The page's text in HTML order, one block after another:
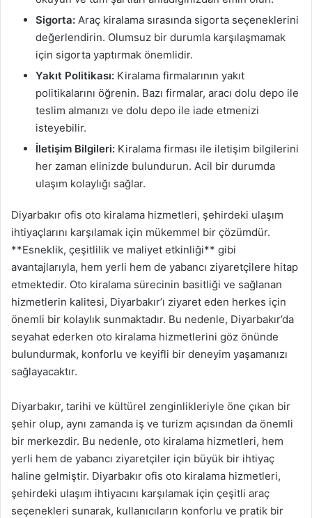
Sigorta: Araç kiralama sırasında sigorta seçeneklerini
değerlendirin. Olumsuz bir durumla karşılaşmamak
için sigorta yaptırmak önemlidir.
Yakıt Politikası: Kiralama firmalarının yakıt
politikalarını öğrenin. Bazı firmalar, aracı dolu depo ile
teslim almanızı ve dolu depo ile iade etmenizi
isteyebilir.
İletişim Bilgileri: Kiralama firması ile iletişim bilgilerini
her zaman elinizde bulundurun. Acil bir durumda
ulaşım kolaylığı sağlar.
Diyarbakır ofis oto kiralama hizmetleri, şehirdeki ulaşım
ihtiyaçlarını karşılamak için mükemmel bir çözümdür.
**Esneklik, çeşitlilik ve maliyet etkinliği** gibi
avantajlarıyla, hem yerli hem de yabancı ziyaretçilere hitap
etmektedir. Oto kiralama sürecinin basitliği ve sağlanan
hizmetlerin kalitesi, Diyarbakır’ı ziyaret eden herkes için
önemli bir kolaylık sunmaktadır. Bu nedenle, Diyarbakır’da
seyahat ederken oto kiralama hizmetlerini göz önünde
bulundurmak, konforlu ve keyifli bir deneyim yaşamanızı
sağlayacaktır.
Diyarbakır, tarihi ve kültürel zenginlikleriyle öne çıkan bir
şehir olup, aynı zamanda iş ve turizm açısından da önemli
bir merkezdir. Bu nedenle, oto kiralama hizmetleri, hem
yerli hem de yabancı ziyaretçiler için büyük bir ihtiyaç
haline gelmiştir. Diyarbakır ofis oto kiralama hizmetleri,
şehirdeki ulaşım ihtiyacını karşılamak için çeşitli araç
seçenekleri sunarak, kullanıcıların konforlu ve pratik bir